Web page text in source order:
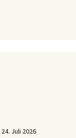
24. Juli 2026